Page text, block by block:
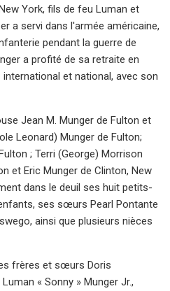
York, fils de feu Luman et
a servi dans l'armée américaine,
pendant la guerre de
a profité de sa retraite en
et national, avec son
Jean M. Munger de Fulton et
Leonard) Munger de Fulton;
; Terri (George) Morrison
et Eric Munger de Clinton, New
dans le deuil ses huit petits-
ses sœurs Pearl Pontante
ainsi que plusieurs nièces
frères et sœurs Doris
« Sonny » Munger Jr.,